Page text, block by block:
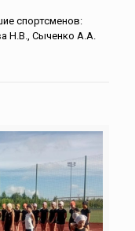
спортсменов:
Н.В., Сыченко А.А.